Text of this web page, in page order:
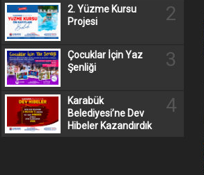
2. Yüzme Kursu
Projesi
2
Çocuklar İçin Yaz
Şenliği
3
Karabük
Belediyesi’ne Dev
Hibeler Kazandırdık
4